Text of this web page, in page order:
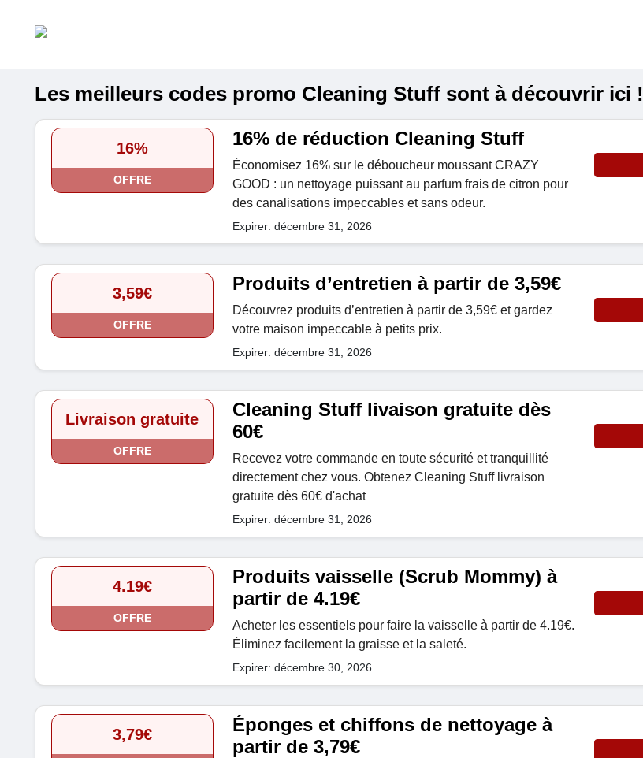
Les meilleurs codes promo Cleaning Stuff sont à découvrir ici !
16%
OFFRE
16% de réduction Cleaning Stuff
Économisez 16% sur le déboucheur moussant CRAZY
GOOD : un nettoyage puissant au parfum frais de citron pour
des canalisations impeccables et sans odeur.
Expirer: décembre 31, 2026
3,59€
OFFRE
Produits d’entretien à partir de 3,59€
Découvrez produits d’entretien à partir de 3,59€ et gardez
votre maison impeccable à petits prix.
Expirer: décembre 31, 2026
Livraison gratuite
OFFRE
Cleaning Stuff livaison gratuite dès
60€
Recevez votre commande en toute sécurité et tranquillité
directement chez vous. Obtenez Cleaning Stuff livraison
gratuite dès 60€ d'achat
Expirer: décembre 31, 2026
4.19€
OFFRE
Produits vaisselle (Scrub Mommy) à
partir de 4.19€
Acheter les essentiels pour faire la vaisselle à partir de 4.19€.
Éliminez facilement la graisse et la saleté.
Expirer: décembre 30, 2026
3,79€
Éponges et chiffons de nettoyage à
partir de 3,79€